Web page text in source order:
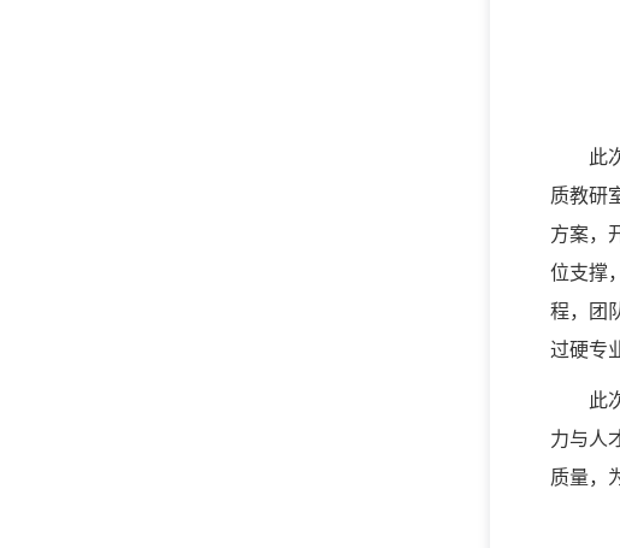
此
质教研
方案，
位支撑
程，团
过硬专
此
力与人
质量，